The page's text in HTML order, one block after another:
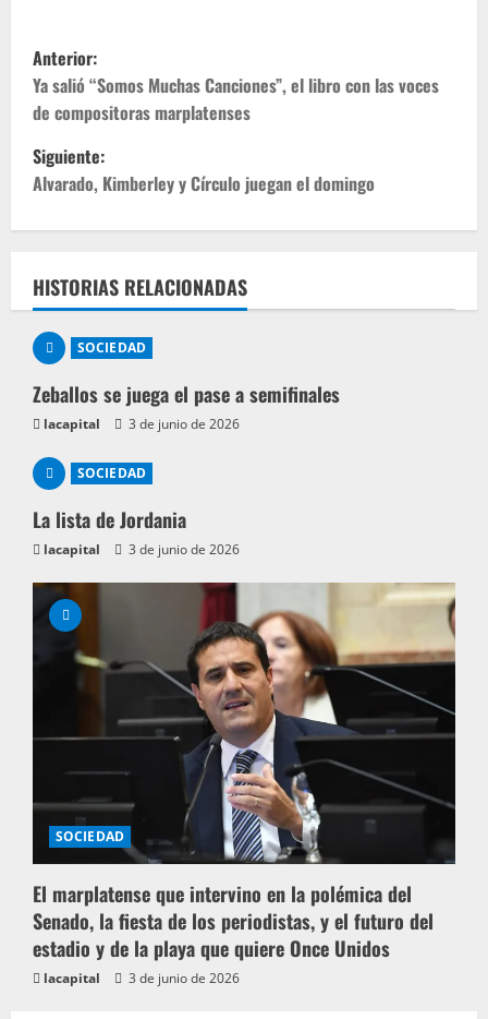
Anterior:
Ya salió “Somos Muchas Canciones”, el libro con las voces
de compositoras marplatenses
Siguiente:
Alvarado, Kimberley y Círculo juegan el domingo
HISTORIAS RELACIONADAS
SOCIEDAD
Zeballos se juega el pase a semifinales
lacapital 3 de junio de 2026
SOCIEDAD
La lista de Jordania
lacapital 3 de junio de 2026
SOCIEDAD
El marplatense que intervino en la polémica del
Senado, la fiesta de los periodistas, y el futuro del
estadio y de la playa que quiere Once Unidos
lacapital 3 de junio de 2026